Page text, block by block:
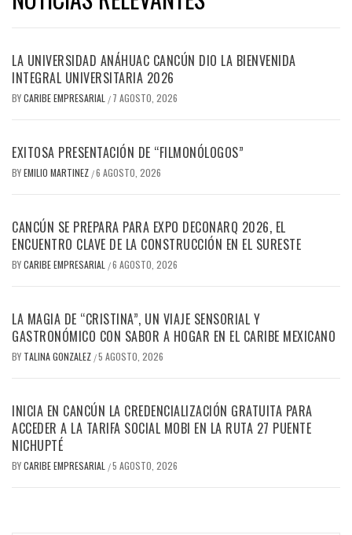
LA UNIVERSIDAD ANÁHUAC CANCÚN DIO LA BIENVENIDA
INTEGRAL UNIVERSITARIA 2026
BYCARIBE EMPRESARIAL / 7 AGOSTO, 2026
EXITOSA PRESENTACIÓN DE “FILMONÓLOGOS”
BYEMILIO MARTINEZ /6 AGOSTO, 2026
CANCÚN SE PREPARA PARA EXPO DECONARQ 2026, EL
ENCUENTRO CLAVE DE LA CONSTRUCCIÓN EN EL SURESTE
BYCARIBE EMPRESARIAL /6 AGOSTO, 2026
LA MAGIA DE “CRISTINA”, UN VIAJE SENSORIAL Y
GASTRONÓMICO CON SABOR A HOGAR EN EL CARIBE MEXICANO
BY TALINA GONZALEZ /5 AGOSTO, 2026
INICIA EN CANCÚN LA CREDENCIALIZACIÓN GRATUITA PARA
ACCEDER A LA TARIFA SOCIAL MOBI EN LA RUTA 27 PUENTE
NICHUPTÉ
BYCARIBE EMPRESARIAL /5 AGOSTO, 2026